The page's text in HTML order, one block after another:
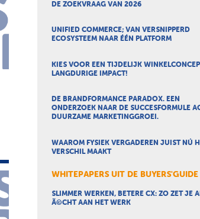
DE ZOEKVRAAG VAN 2026
UNIFIED COMMERCE; VAN VERSNIPPERD
ECOSYSTEEM NAAR ÉÉN PLATFORM
KIES VOOR EEN TIJDELIJK
LANGDURIGE IMPACT!
DE BRANDFORMANCE PARADOX. EEN
ONDERZOEK NAAR DE SUCCESFORMULE
DUURZAME MARKETINGGROEI.
WAAROM FYSIEK VERGADEREN JUIST NÚ
VERSCHIL MAAKT
WHITEPAPERS UIT DE BUYERS'GUIDE
SLIMMER WERKEN, BETERE CX: ZO ZET JE
Ã©CHT AAN HET WERK